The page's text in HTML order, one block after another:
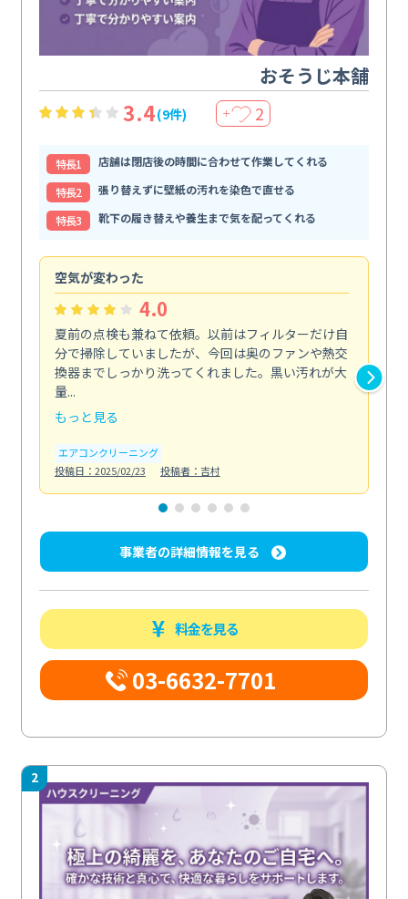
おそうじ本舗
3.4(9件) ＋ 2
特⻑1
店舗は閉店後の時間に合わせて作業してくれる
特⻑2
張り替えずに壁紙の汚れを染色で直せる
特⻑3
靴下の履き替えや養生まで気を配ってくれる
空気が変わった
4.0
夏前の点検も兼ねて依頼。以前はフィルターだけ自
分で掃除していましたが、今回は奥のファンや熱交
換器までしっかり洗ってくれました。黒い汚れが大
量...
もっと見る
エアコンクリーニング
投稿日：2025/02/23
投稿者：吉村
事業者の詳細情報を見る
料金を見る
03-6632-7701
2